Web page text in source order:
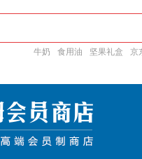
牛奶 食用油 坚果礼盒 京